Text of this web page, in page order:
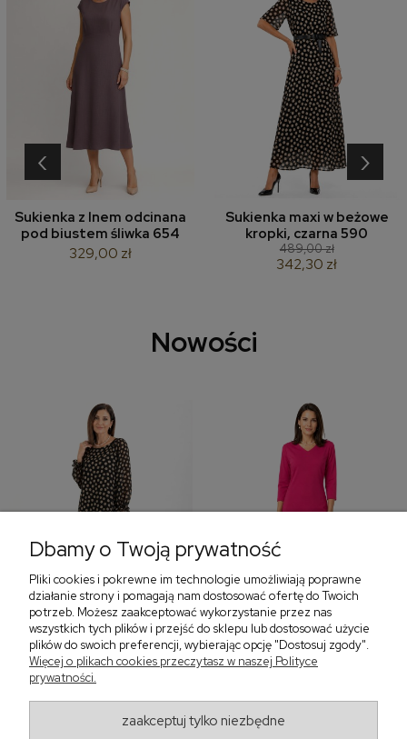
Sukienka z lnem odcinana
pod biustem śliwka 654
329,00 zł
Sukienka maxi w beżowe
kropki, czarna 590
489,00 zł
342,30 zł
‹ ›
Nowości
Sukienka z falbaną i
bufiastym rękawem w
405,30 zł
Sukienka z dekoltem w
299,00 zł
‹
Dbamy o Twoją prywatność
Pliki cookies i pokrewne im technologie umożliwiają poprawne
działanie strony i pomagają nam dostosować ofertę do Twoich
potrzeb. Możesz zaakceptować wykorzystanie przez nas
wszystkich tych plików i przejść do sklepu lub dostosować użycie
plików do swoich preferencji, wybierając opcję "Dostosuj zgody".
Więcej o plikach cookies przeczytasz w naszej Polityce
prywatności.
zaakceptuj tylko niezbędne